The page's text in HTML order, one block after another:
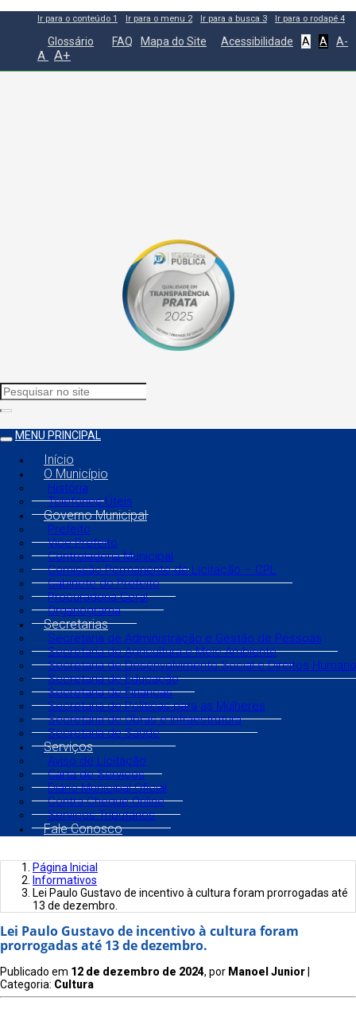
Ir para o conteúdo 1 Ir para o menu 2 Ir para a busca 3 Ir para o rodapé 4
Glossário FAQ Mapa do Site Acessibilidade A A A-
A A+
MENU PRINCIPAL
Início
O Município
História
Telefones Úteis
Governo Municipal
Prefeito
Vice Prefeito
Controladoria Municipal
Comissão Permanente de Licitação – CPL
Gabinete do Prefeito
Procuradoria Geral
Organograma
Secretarias
Secretaria de Administração e Gestão de Pessoas
Secretaria de Agricultura e Meio Ambiente
Secretaria de Desenvolvimento Social e Direitos
Secretaria de Educação
Secretaria de Finanças
Secretaria de Políticas para as Mulheres
Secretaria de Obras e Infraestrutura
Secretaria de Saúde
Serviços
Aviso de Licitação
Carta de Serviços
Diário Municipal Oficial
Contra Cheque Online
Serviços Tributários
Fale Conosco
Página Inicial
Informativos
Lei Paulo Gustavo de incentivo à cultura foram prorrogadas até
13 de dezembro.
Lei Paulo Gustavo de incentivo à cultura foram
prorrogadas até 13 de dezembro.
Publicado em 12 de dezembro de 2024, por Manoel Junior
Categoria: Cultura